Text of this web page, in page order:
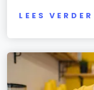
LEES VERDER